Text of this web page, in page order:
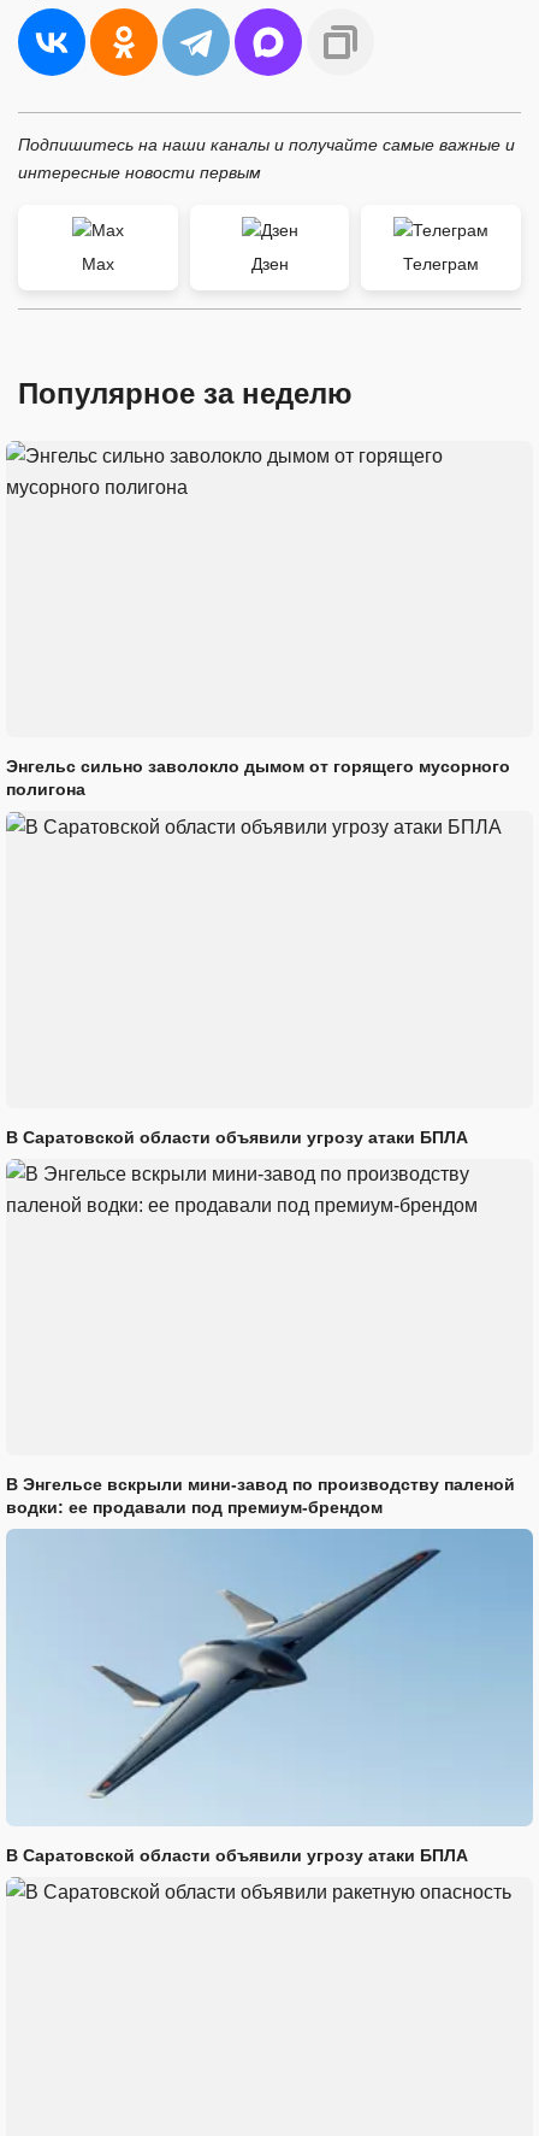
Подпишитесь на наши каналы и получайте самые важные и
интересные новости первым
Max Дзен Телеграм
Популярное за неделю
Энгельс сильно заволокло дымом от горящего мусорного
полигона
В Саратовской области объявили угрозу атаки БПЛА
В Энгельсе вскрыли мини-завод по производству паленой
водки: ее продавали под премиум-брендом
В Саратовской области объявили угрозу атаки БПЛА